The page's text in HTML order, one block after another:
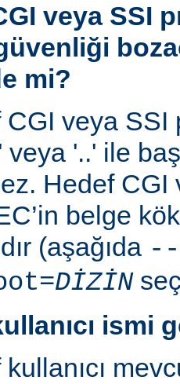
veya SSI
mi?
veya SSI
veya '..' ile
Hedef CGI
belge
(aşağıda
DİZİN
ismi